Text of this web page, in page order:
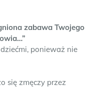
zabawa Twojego
ponieważ nie
się zmęczy przez